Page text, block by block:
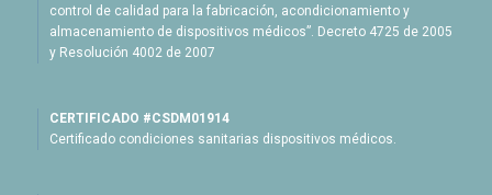
control de calidad para la fabricación, acondicionamiento y
almacenamiento de dispositivos médicos”. Decreto 4725 de 2005
y Resolución 4002 de 2007
CERTIFICADO #CSDM01914
Certificado condiciones sanitarias dispositivos médicos.